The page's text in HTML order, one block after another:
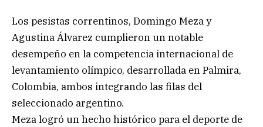
Los pesistas correntinos, Domingo Meza y
Agustina Álvarez cumplieron un notable
desempeño en la competencia internacional de
levantamiento olímpico, desarrollada en Palmira,
Colombia, ambos integrando las filas del
seleccionado argentino.
Meza logró un hecho histórico para el deporte de